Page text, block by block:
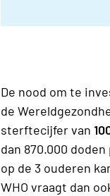
De nood om te
de
sterftecijfer van
dan 870.000
op de 3 ouderen
WHO vraagt dan